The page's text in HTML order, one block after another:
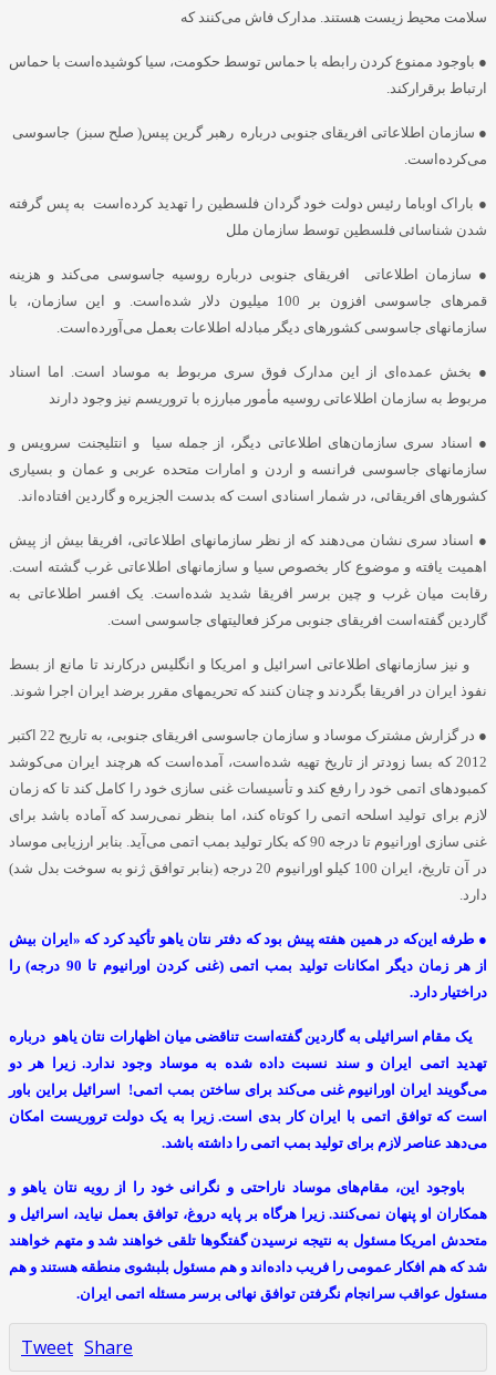
سلامت محیط زیست هستند. مدارک فاش می‌کنند که
● باوجود ممنوع کردن رابطه با حماس توسط حکومت، سیا کوشیده‌است با حماس
ارتباط برقرارکند.
● سازمان اطلاعاتی افریقای جنوبی درباره رهبر گرین پیس( صلح سبز) جاسوسی
می‌کرده‌است.
● باراک اوباما رئیس دولت خود گردان فلسطین را تهدید کرده‌است به پس گرفته
شدن شناسائی فلسطین توسط سازمان ملل
● سازمان اطلاعاتی افریقای جنوبی درباره روسیه جاسوسی می‌کند و هزینه
قمرهای جاسوسی افزون بر 100 میلیون دلار شده‌است. و این سازمان، با
سازمانهای جاسوسی کشورهای دیگر مبادله اطلاعات بعمل می‌آورده‌است.
● بخش عمده‌ای از این مدارک فوق سری مربوط به موساد است. اما اسناد
مربوط به سازمان اطلاعاتی روسیه مأمور مبارزه با تروریسم نیز وجود دارند
● اسناد سری سازمان‌های اطلاعاتی دیگر، از جمله سیا و انتلیجنت سرویس و
سازمانهای جاسوسی فرانسه و اردن و امارات متحده عربی و عمان و بسیاری
کشورهای افریقائی، در شمار اسنادی است که بدست الجزیره و گاردین افتاده‌اند.
● اسناد سری نشان می‌دهند که از نظر سازمانهای اطلاعاتی، افریقا بیش از پیش
اهمیت یافته و موضوع کار بخصوص سیا و سازمانهای اطلاعاتی غرب گشته است.
رقابت میان غرب و چین برسر افریقا شدید شده‌است. یک افسر اطلاعاتی به
گاردین گفته‌است افریقای جنوبی مرکز فعالیتهای جاسوسی است.
و نیز سازمانهای اطلاعاتی اسرائیل و امریکا و انگلیس درکارند تا مانع از بسط
نفوذ ایران در افریقا بگردند و چنان کنند که تحریمهای مقرر برضد ایران اجرا شوند.
● در گزارش مشترک موساد و سازمان جاسوسی افریقای جنوبی، به تاریح 22 اکتبر
2012 که بسا زودتر از تاریخ تهیه شده‌است، آمده‌است که هرچند ایران می‌کوشد
کمبودهای اتمی خود را رفع کند و تأسیسات غنی سازی خود را کامل کند تا که زمان
لازم برای تولید اسلحه اتمی را کوتاه کند، اما بنظر نمی‌رسد که آماده باشد برای
غنی سازی اورانیوم تا درجه 90 که بکار تولید بمب اتمی می‌آید. بنابر ارزیابی موساد
در آن تاریخ، ایران 100 کیلو اورانیوم 20 درجه (بنابر توافق ژنو به سوخت بدل شد)
دارد.
● طرفه این‌که در همین هفته پیش بود که دفتر نتان یاهو تأکید کرد که «ایران بیش
از هر زمان دیگر امکانات تولید بمب اتمی (غنی کردن اورانیوم تا 90 درجه) را
دراختیار دارد.
یک مقام اسرائیلی به گاردین گفته‌است تناقضی میان اظهارات نتان یاهو درباره
تهدید اتمی ایران و سند نسبت داده شده به موساد وجود ندارد. زیرا هر دو
می‌گویند ایران اورانیوم غنی می‌کند برای ساختن بمب اتمی! اسرائیل براین باور
است که توافق اتمی با ایران کار بدی است. زیرا به یک دولت تروریست امکان
می‌دهد عناصر لازم برای تولید بمب اتمی را داشته باشد.
باوجود این، مقام‌های موساد ناراحتی و نگرانی خود را از رویه نتان یاهو و
همکاران او پنهان نمی‌کنند. زیرا هرگاه بر پایه دروغ، توافق بعمل نیاید، اسرائیل و
متحدش امریکا مسئول به نتیجه نرسیدن گفتگوها تلقی خواهند شد و متهم خواهند
شد که هم افکار عمومی را فریب داده‌اند و هم مسئول بلبشوی منطقه هستند و هم
مسئول عواقب سرانجام نگرفتن توافق نهائی برسر مسئله اتمی ایران.
Tweet Share